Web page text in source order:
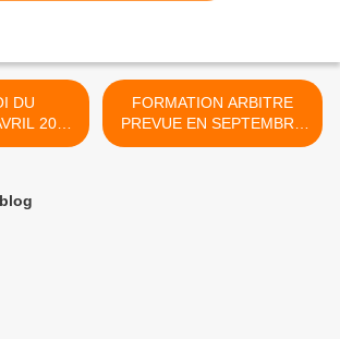
2023
FORMATION ARBITRE
PREVUE EN SEPTEMBRE
>